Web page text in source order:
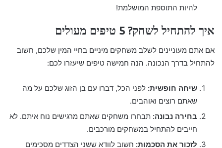
להיות התוספת המושלמת!
איך להתחיל לשחק? 5 טיפים מעולים
אם אתם מעוניינים לשלב משחקים מיניים בחיי המין שלכם, חשוב
להתחיל בדרך הנכונה. הנה חמישה טיפים שיעזרו לכם:
שיחה חופשית: לפני הכל, דברו עם בן הזוג שלכם על מה
שאתם רוצים ואוהבים.
בחירה נבונה: תבחרו משחקים שאתם מרגישים נוח איתם. לא
חייבים להתחיל במשחקים מורכבים.
לזכור את הסכמות: חשוב לוודא ששני הצדדים מסכימים